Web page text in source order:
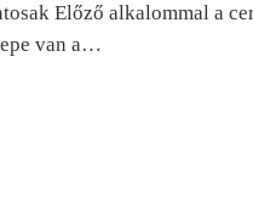
Előző alkalommal a
van a…